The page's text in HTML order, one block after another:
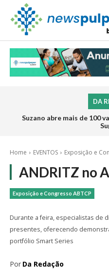
DA
Suzano abre mais de 100
Home EVENTOS Exposição e
ANDRITZ no
Exposição e Congresso ABTCP
Durante a feira, especialistas de
presentes, oferecendo
portfólio Smart Series
Por Da Redação